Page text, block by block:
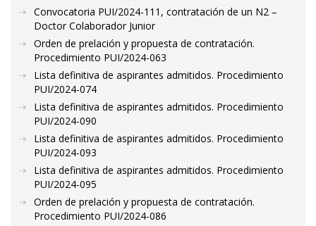
Convocatoria PUI/2024-111, contratación de un N2 –
Doctor Colaborador Junior
Orden de prelación y propuesta de contratación.
Procedimiento PUI/2024-063
Lista definitiva de aspirantes admitidos. Procedimiento
PUI/2024-074
Lista definitiva de aspirantes admitidos. Procedimiento
PUI/2024-090
Lista definitiva de aspirantes admitidos. Procedimiento
PUI/2024-093
Lista definitiva de aspirantes admitidos. Procedimiento
PUI/2024-095
Orden de prelación y propuesta de contratación.
Procedimiento PUI/2024-086